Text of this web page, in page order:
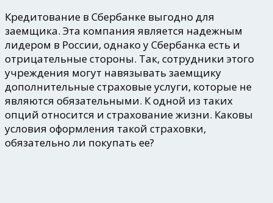
Кредитование в Сбербанке выгодно для
заемщика. Эта компания является надежным
лидером в России, однако у Сбербанка есть и
отрицательные стороны. Так, сотрудники этого
учреждения могут навязывать заемщику
дополнительные страховые услуги, которые не
являются обязательными. К одной из таких
опций относится и страхование жизни. Каковы
условия оформления такой страховки,
обязательно ли покупать ее?